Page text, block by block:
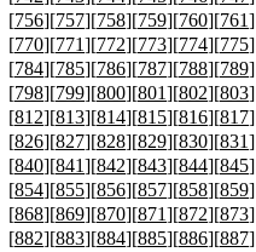
[756][757][758][759][760][761
[770][771][772][773][774][775
[784][785][786][787][788][789
[798][799][800][801][802][803
[812][813][814][815][816][817
[826][827][828][829][830][831
[840][841][842][843][844][845
[854][855][856][857][858][859
[868][869][870][871][872][873
[882][883][884][885][886][887